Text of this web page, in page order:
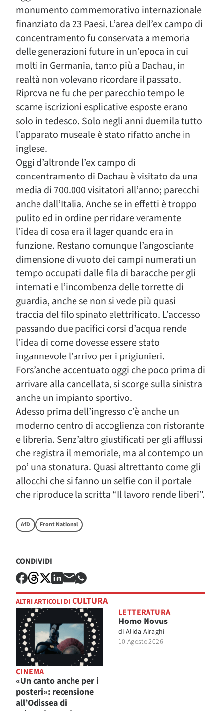
monumento commemorativo internazionale
finanziato da 23 Paesi. L’area dell’ex campo di
concentramento fu conservata a memoria
delle generazioni future in un’epoca in cui
molti in Germania, tanto più a Dachau, in
realtà non volevano ricordare il passato.
Riprova ne fu che per parecchio tempo le
scarne iscrizioni esplicative esposte erano
solo in tedesco. Solo negli anni duemila tutto
l’apparato museale è stato rifatto anche in
inglese.
Oggi d’altronde l’ex campo di
concentramento di Dachau è visitato da una
media di 700.000 visitatori all’anno; parecchi
anche dall’Italia. Anche se in effetti è troppo
pulito ed in ordine per ridare veramente
l’idea di cosa era il lager quando era in
funzione. Restano comunque l’angosciante
dimensione di vuoto dei campi numerati un
tempo occupati dalle fila di baracche per gli
internati e l’incombenza delle torrette di
guardia, anche se non si vede più quasi
traccia del filo spinato elettrificato. L’accesso
passando due pacifici corsi d’acqua rende
l’idea di come dovesse essere stato
ingannevole l’arrivo per i prigionieri.
Fors’anche accentuato oggi che poco prima di
arrivare alla cancellata, si scorge sulla sinistra
anche un impianto sportivo.
Adesso prima dell’ingresso c’è anche un
moderno centro di accoglienza con ristorante
e libreria. Senz’altro giustificati per gli afflussi
che registra il memoriale, ma al contempo un
po’ una stonatura. Quasi altrettanto come gli
allocchi che si fanno un selfie con il portale
che riproduce la scritta “Il lavoro rende liberi”.
AfD Front National
CONDIVIDI
ALTRI ARTICOLI DI CULTURA
CINEMA
«Un canto anche per i
posteri»: recensione
all’Odissea di
LETTERATURA
Homo Novus
di Alida Airaghi
10 Agosto 2026